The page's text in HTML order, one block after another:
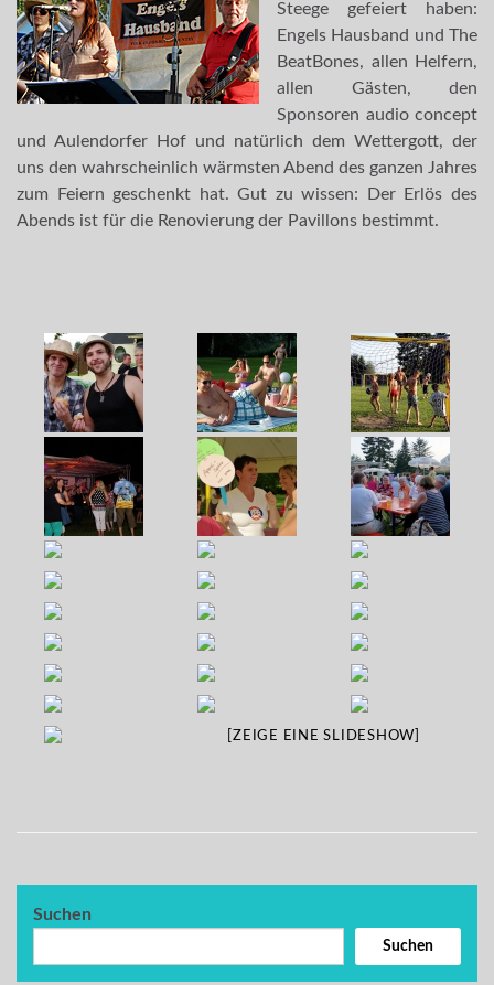
Steege gefeiert haben:
Engels Hausband und The
BeatBones, allen Helfern,
allen Gästen, den
Sponsoren audio concept
und Aulendorfer Hof und natürlich dem Wettergott, der
uns den wahrscheinlich wärmsten Abend des ganzen Jahres
zum Feiern geschenkt hat. Gut zu wissen: Der Erlös des
Abends ist für die Renovierung der Pavillons bestimmt.
[ZEIGE EINE SLIDESHOW]
Suchen
Suchen